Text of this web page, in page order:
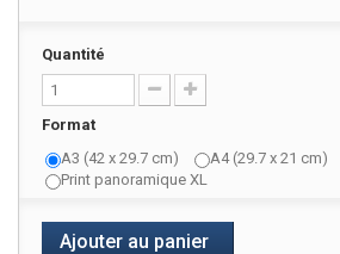
Quantité
Format
A3 (42 x 29.7 cm)
A4 (29.7 x 21 cm)
Print panoramique XL
Ajouter au panier